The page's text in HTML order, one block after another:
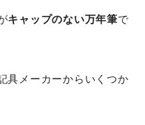
キャップのない万年筆で
具メーカーからいくつか